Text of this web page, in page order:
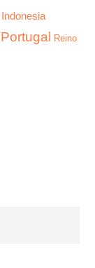
Indonesia
Portugal
Reino